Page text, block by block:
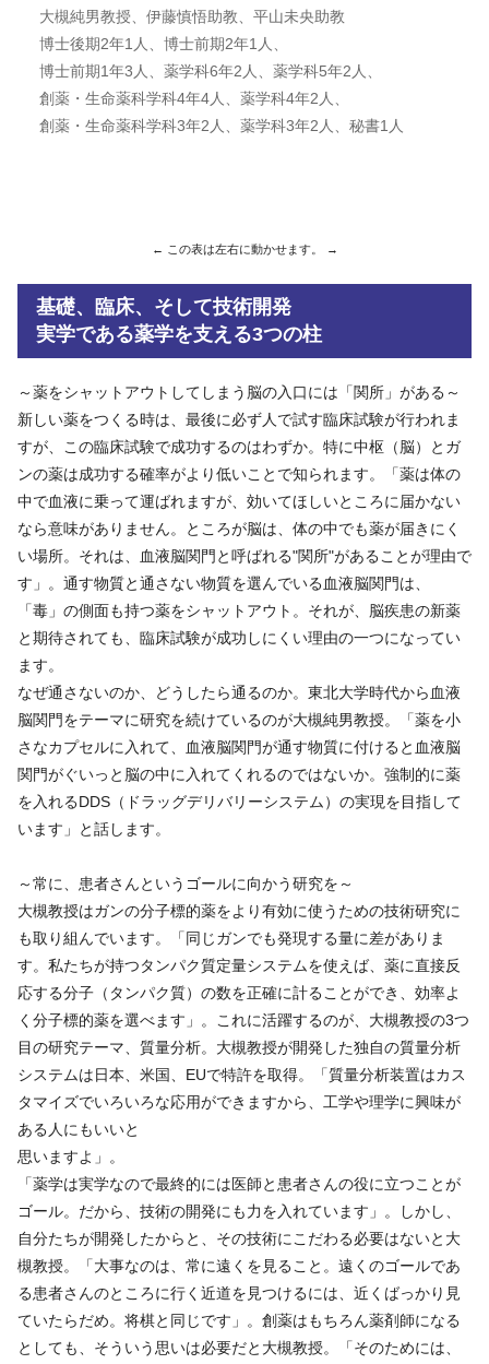
大槻純男教授、伊藤慎悟助教、平山未央助教
博士後期2年1人、博士前期2年1人、
博士前期1年3人、薬学科6年2人、薬学科5年2人、
創薬・生命薬科学科4年4人、薬学科4年2人、
創薬・生命薬科学科3年2人、薬学科3年2人、秘書1人
基礎、臨床、そして技術開発
実学である薬学を支える3つの柱
～薬をシャットアウトしてしまう脳の入口には「関所」がある～
新しい薬をつくる時は、最後に必ず人で試す臨床試験が行われま
すが、この臨床試験で成功するのはわずか。特に中枢（脳）とガ
ンの薬は成功する確率がより低いことで知られます。「薬は体の
中で血液に乗って運ばれますが、効いてほしいところに届かない
なら意味がありません。ところが脳は、体の中でも薬が届きにく
い場所。それは、血液脳関門と呼ばれる"関所"があることが理由で
す」。通す物質と通さない物質を選んでいる血液脳関門は、
「毒」の側面も持つ薬をシャットアウト。それが、脳疾患の新薬
と期待されても、臨床試験が成功しにくい理由の一つになってい
ます。
なぜ通さないのか、どうしたら通るのか。東北大学時代から血液
脳関門をテーマに研究を続けているのが大槻純男教授。「薬を小
さなカプセルに入れて、血液脳関門が通す物質に付けると血液脳
関門がぐいっと脳の中に入れてくれるのではないか。強制的に薬
を入れるDDS（ドラッグデリバリーシステム）の実現を目指して
います」と話します。
～常に、患者さんというゴールに向かう研究を～
大槻教授はガンの分子標的薬をより有効に使うための技術研究に
も取り組んでいます。「同じガンでも発現する量に差がありま
す。私たちが持つタンパク質定量システムを使えば、薬に直接反
応する分子（タンパク質）の数を正確に計ることができ、効率よ
く分子標的薬を選べます」。これに活躍するのが、大槻教授の3つ
目の研究テーマ、質量分析。大槻教授が開発した独自の質量分析
システムは日本、米国、EUで特許を取得。「質量分析装置はカス
タマイズでいろいろな応用ができますから、工学や理学に興味が
ある人にもいいと
思いますよ」。
「薬学は実学なので最終的には医師と患者さんの役に立つことが
ゴール。だから、技術の開発にも力を入れています」。しかし、
自分たちが開発したからと、その技術にこだわる必要はないと大
槻教授。「大事なのは、常に遠くを見ること。遠くのゴールであ
る患者さんのところに行く近道を見つけるには、近くばっかり見
ていたらだめ。将棋と同じです」。創薬はもちろん薬剤師になる
としても、そういう思いは必要だと大槻教授。「そのためには、